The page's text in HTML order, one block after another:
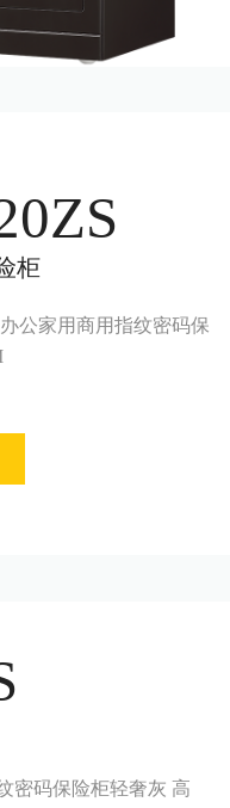
柜
公家用商用指纹密码保
密码保险柜轻奢灰 高